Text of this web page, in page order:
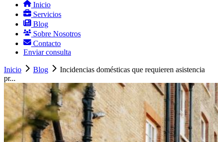
Inicio
Servicios
Blog
Sobre Nosotros
Contacto
Enviar consulta
Inicio Blog
Incidencias domésticas que requieren asistencia
pr...